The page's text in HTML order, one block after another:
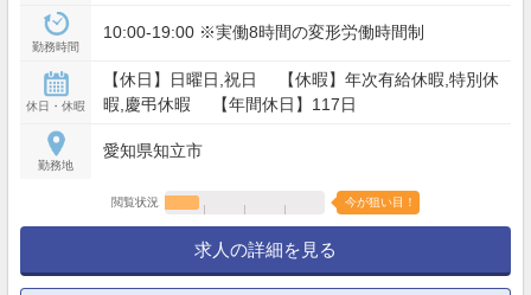
勤務時間
10:00-19:00 ※実働8時間の変形労働時間制
休日・休暇
【休日】日曜日,祝日 【休暇】年次有給休暇,特別休
暇,慶弔休暇 【年間休日】117日
勤務地
愛知県知立市
閲覧状況 今が狙い目！
求人の詳細を見る